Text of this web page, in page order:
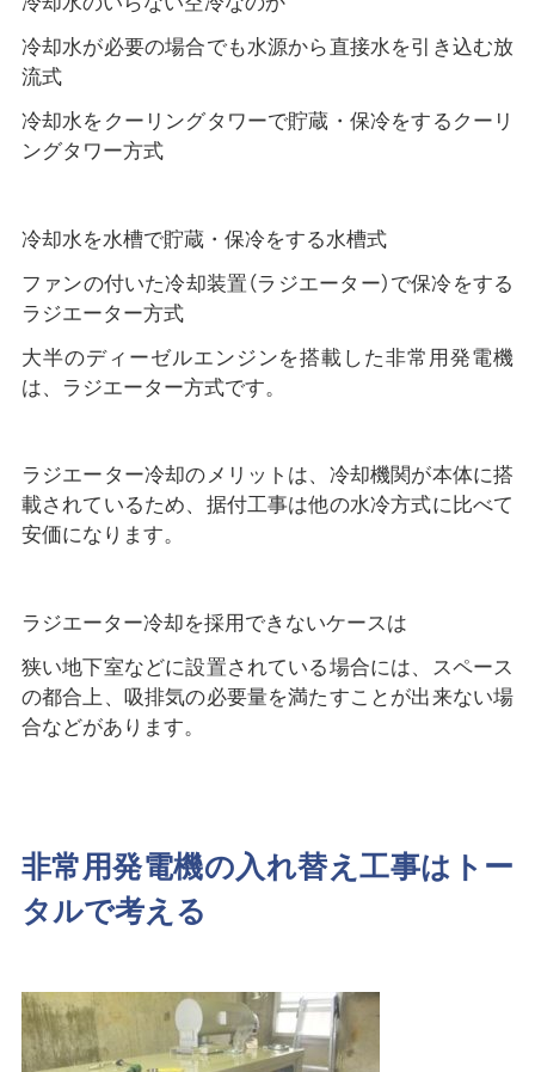
冷却水が必要の場合でも水源から直接水を引き込む放
流式
冷却水をクーリングタワーで貯蔵・保冷をするクーリ
ングタワー方式
冷却水を水槽で貯蔵・保冷をする水槽式
ファンの付いた冷却装置（ラジエーター）で保冷をする
ラジエーター方式
大半のディーゼルエンジンを搭載した非常用発電機
は、ラジエーター方式です。
ラジエーター冷却のメリットは、冷却機関が本体に搭
載されているため、据付工事は他の水冷方式に比べて
安価になります。
ラジエーター冷却を採用できないケースは
狭い地下室などに設置されている場合には、スペース
の都合上、吸排気の必要量を満たすことが出来ない場
合などがあります。
非常用発電機の入れ替え工事はトー
タルで考える